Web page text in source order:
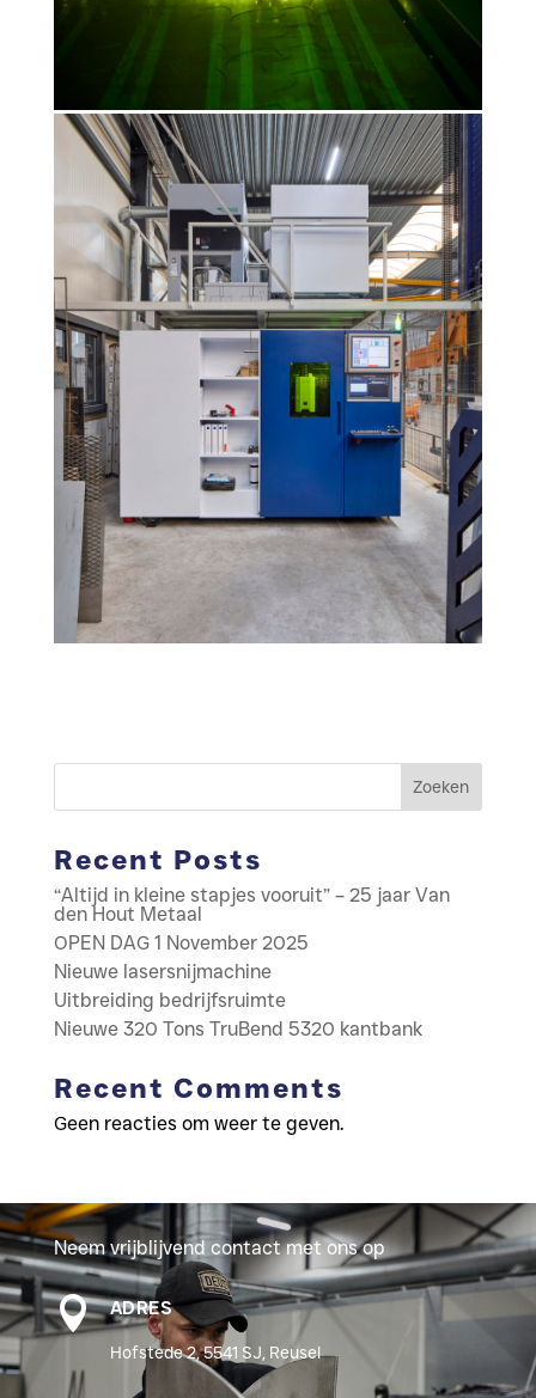
Zoeken
Recent Posts
“Altijd in kleine stapjes vooruit” – 25 jaar Van
den Hout Metaal
OPEN DAG 1 November 2025
Nieuwe lasersnijmachine
Uitbreiding bedrijfsruimte
Nieuwe 320 Tons TruBend 5320 kantbank
Recent Comments
Geen reacties om weer te geven.
Neem vrijblijvend contact met ons op
 ADRES
Hofstede 2, 5541 SJ, Reusel